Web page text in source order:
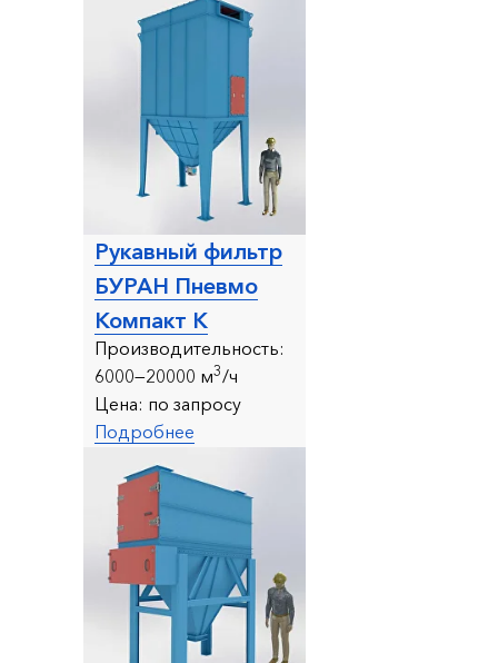
Рукавный фильтр
БУРАН Пневмо
Компакт К
Производительность:
6000—20000 м3/ч
Цена: по запросу
Подробнее